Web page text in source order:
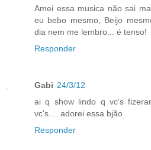
Amei essa musica não sai
eu bebo mesmo, Beijo
dia nem me lembro... é tenso!
Responder
Gabi 24/3/12
ai q show lindo q vc's
vc's.... adorei essa bjão
Responder